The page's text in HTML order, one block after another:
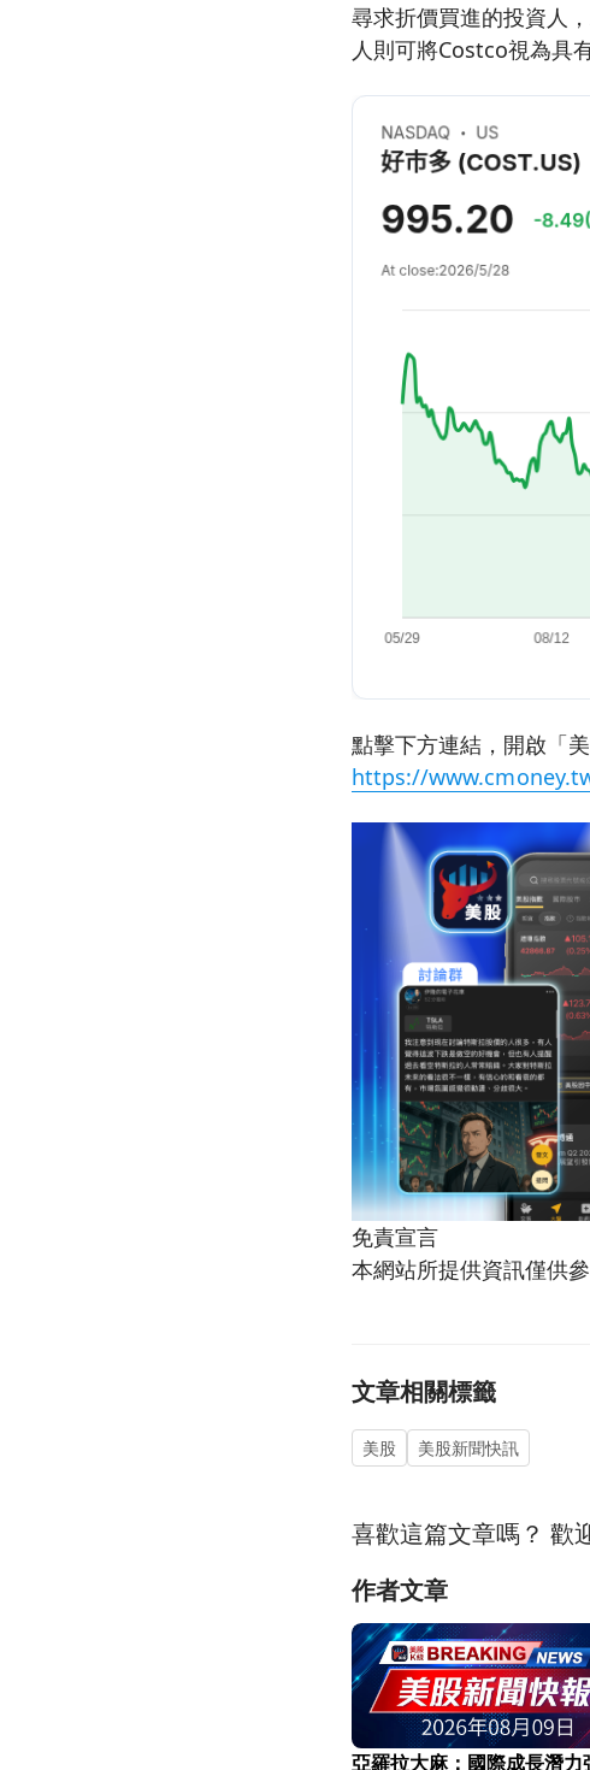
尋求折價買進的投資人
人則可將Costco視為具
點擊下方連結，開啟「
https://
免責宣言
本網站所提供資訊僅供
文章相關標籤
美股 美股新聞快訊
喜歡這篇文章嗎？歡
作者文章
亞羅拉大麻：國際成長潛力